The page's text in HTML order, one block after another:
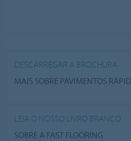
DESCARREGAR A BROCHURA
MAIS SOBRE PAVIMENTOS
LEIA O NOSSO LIVRO BRANCO
SOBRE A FAST FLOORING